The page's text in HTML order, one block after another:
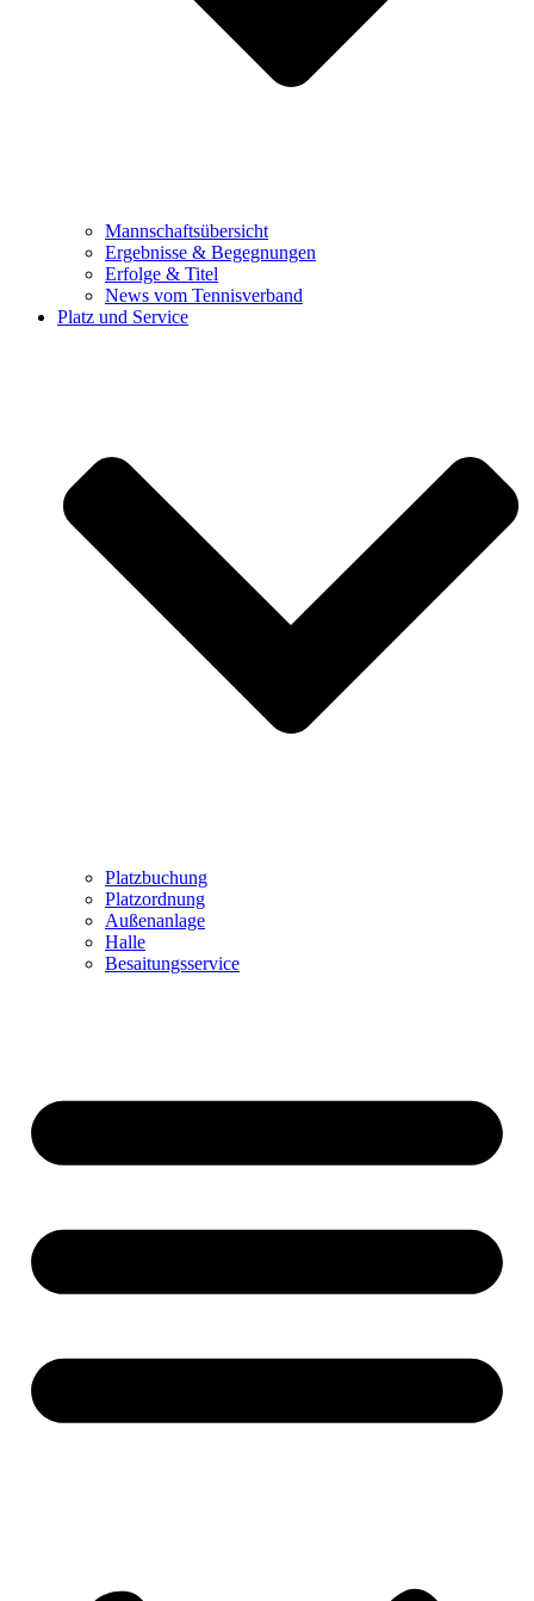
Mannschaftsübersicht
Ergebnisse & Begegnungen
Erfolge & Titel
News vom Tennisverband
Platz und Service
Platzbuchung
Platzordnung
Außenanlage
Halle
Besaitungsservice